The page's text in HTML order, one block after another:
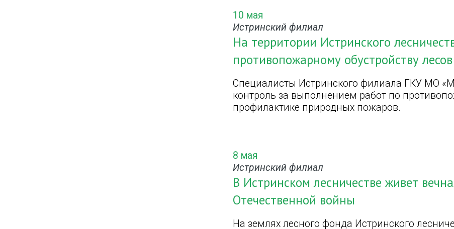
10 мая
Истринский филиал
На территории Истринского
противопожарному обустройству лесов
Специалисты Истринского филиала ГКУ МО
контроль за выполнением работ по
профилактике природных пожаров.
8 мая
Истринский филиал
В Истринском лесничестве живет
Отечественной войны
На землях лесного фонда Истринского